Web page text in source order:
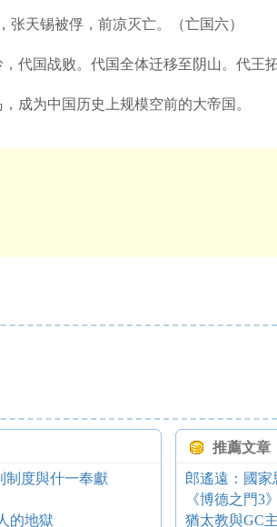
天锡被俘，前凉灭亡。（亡国六）
国战败。代国全体迁移至阴山。代王
为中国历史上规模空前的大帝国。
制度與什一奉獻
的地獄
推薦文章
郎遙遠：國
《博德之門3
猶太教與GC